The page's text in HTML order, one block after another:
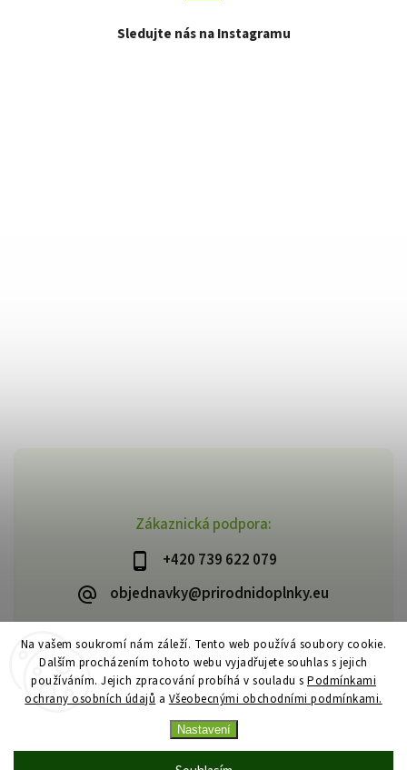
Na vašem soukromí nám záleží. Tento web používá soubory cookie.
Dalším procházením tohoto webu vyjadřujete souhlas s jejich
používáním. Jejich zpracování probíhá v souladu s Podmínkami
ochrany osobních údajů a Všeobecnými obchodními podmínkami.
Nastavení
Zákaznická podpora:
+420 739 622 079
objednavky@prirodnidoplnky.eu
Sledujte nás na Instagramu
Copyright 2026VIA NATURAE. Všechna práva vyhrazena.
Upravit nastavení cookies
VytvořilShoptet| Design